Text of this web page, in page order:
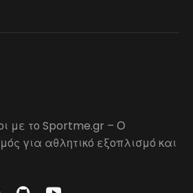
με το Sportme.gr – Ο
για αθλητικό εξοπλισμό και